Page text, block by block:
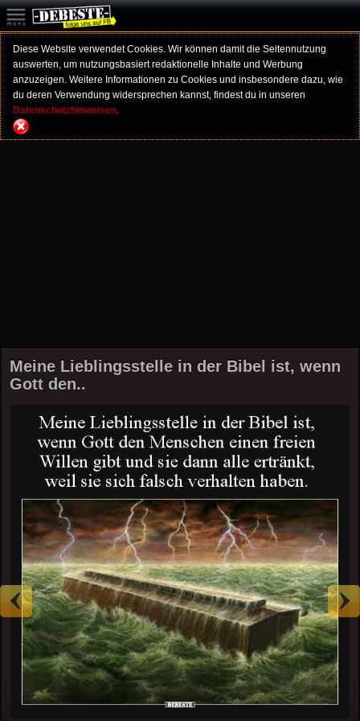
Diese Website verwendet Cookies. Wir können damit die Seitennutzung
auswerten, um nutzungsbasiert redaktionelle Inhalte und Werbung
anzuzeigen. Weitere Informationen zu Cookies und insbesondere dazu, wie
du deren Verwendung widersprechen kannst, findest du in unseren
Datenschutzhinweisen.
Meine Lieblingsstelle in der Bibel ist, wenn
Gott den..